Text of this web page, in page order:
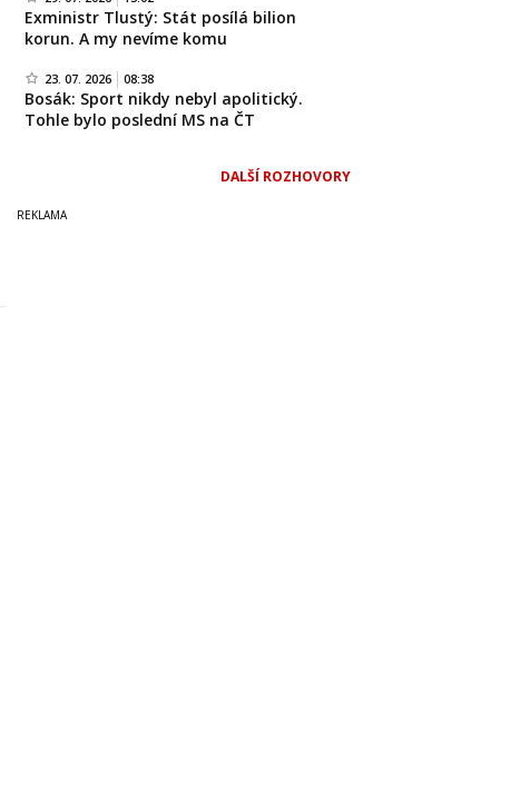
Exministr Tlustý: Stát posílá bilion
korun. A my nevíme komu
23. 07. 2026 08:38
Bosák: Sport nikdy nebyl apolitický.
Tohle bylo poslední MS na ČT
DALŠÍ ROZHOVORY